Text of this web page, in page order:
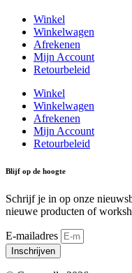
Winkel
Winkelwagen
Afrekenen
Mijn Account
Retourbeleid
Winkel
Winkelwagen
Afrekenen
Mijn Account
Retourbeleid
Blijf op de hoogte
Schrijf je in op onze
nieuwe producten of
E-mailadres
Inschrijven